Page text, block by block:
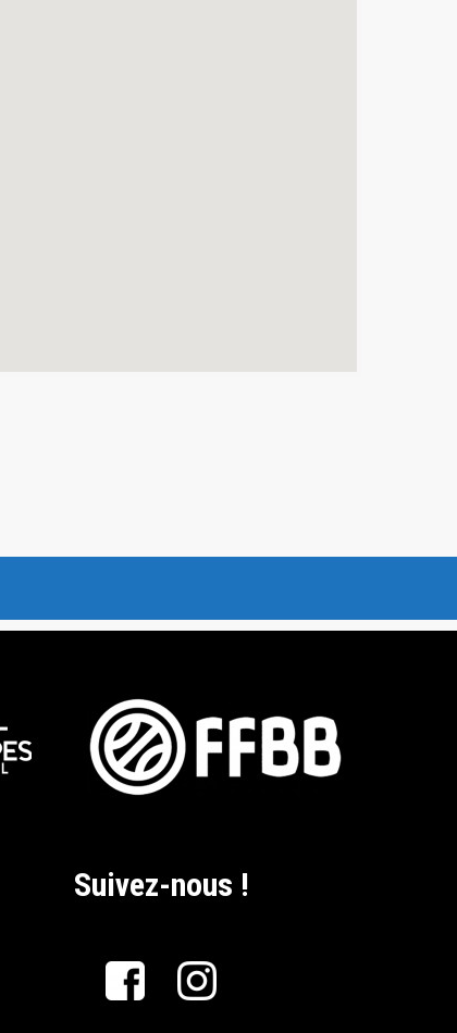
Suivez-nous !